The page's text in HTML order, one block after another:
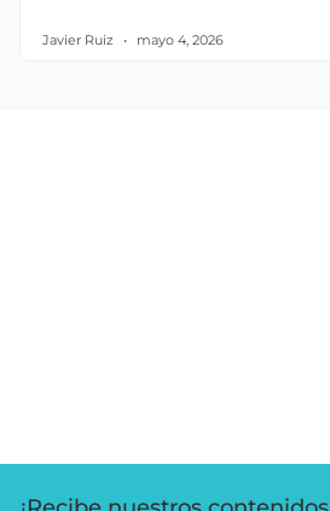
Javier Ruiz mayo 4, 2026